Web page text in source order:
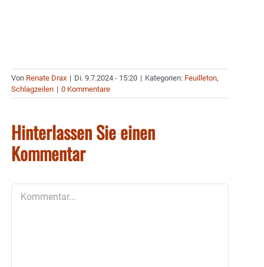
Von Renate Drax | Di. 9.7.2024 - 15:20 | Kategorien: Feuilleton,
Schlagzeilen | 0 Kommentare
Hinterlassen Sie einen
Kommentar